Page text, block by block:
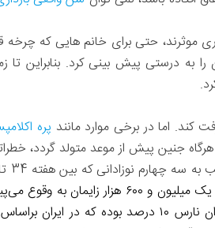
به درستی پیش بینی کرد. بنابراین تا
کند. اما در برخی موارد مانند پره
جنین پیش از موعد متولد گردد،